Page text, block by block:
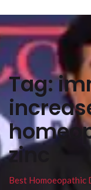
Tag:
zinc
Best Homoeopathic